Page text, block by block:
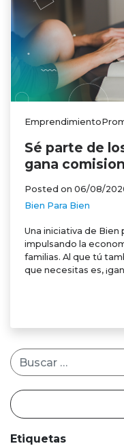
Sé parte de
gana
Posted on 06/08/
Bien Para Bien
Una iniciativa de
impulsando la
familias. Al que tú
que necesitas es,
Buscar
Etiquetas